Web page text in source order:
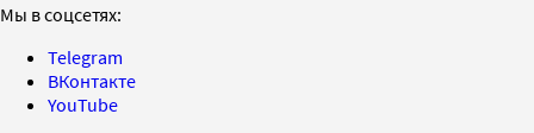
Мы в соцсетях:
Telegram
ВКонтакте
YouTube